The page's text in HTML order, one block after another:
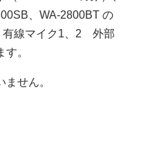
、WA-2800BT の
線マイク1、2 外部
。
せん。